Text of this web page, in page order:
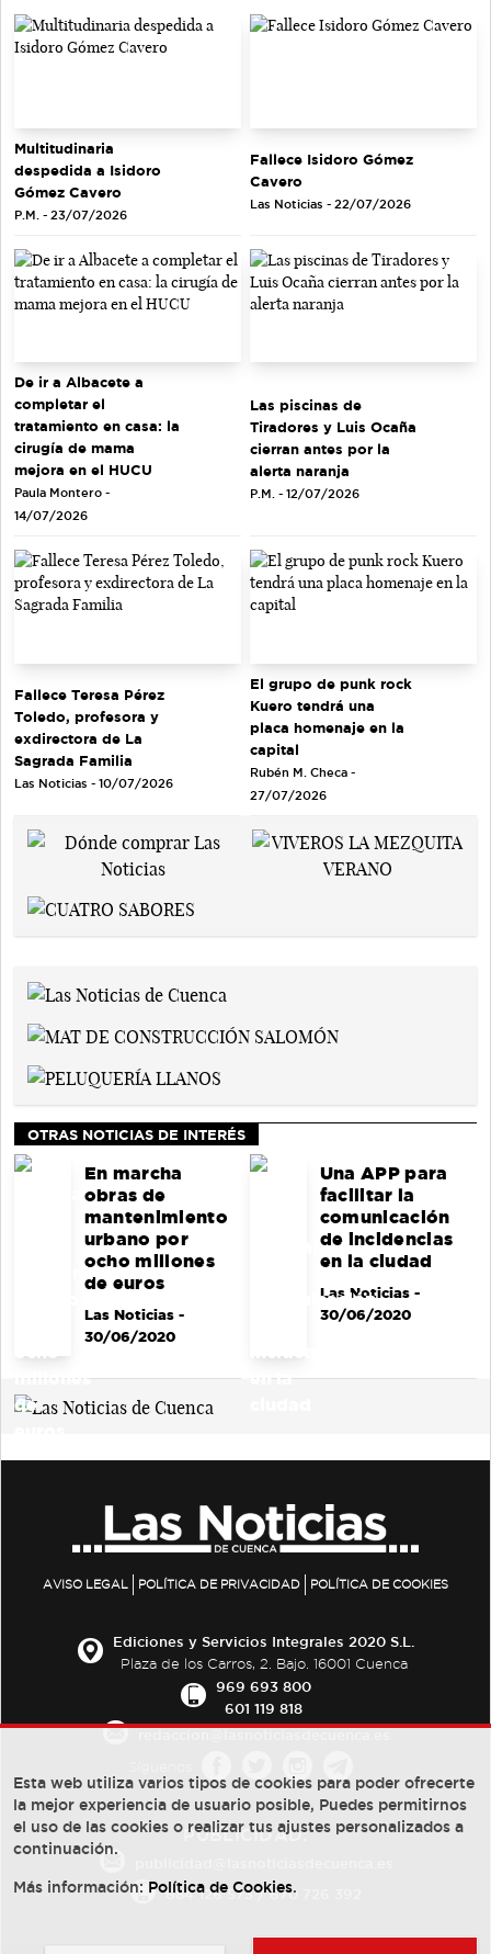
Multitudinaria
despedida a Isidoro
Gómez Cavero
P.M. - 23/07/2026
Fallece Isidoro Gómez
Cavero
Las Noticias - 22/07/2026
De ir a Albacete a
completar el
tratamiento en casa: la
cirugía de mama
mejora en el HUCU
Paula Montero -
14/07/2026
Las piscinas de
Tiradores y Luis Ocaña
cierran antes por la
alerta naranja
P.M. - 12/07/2026
Fallece Teresa Pérez
Toledo, profesora y
exdirectora de La
Sagrada Familia
Las Noticias - 10/07/2026
El grupo de punk rock
Kuero tendrá una
placa homenaje en la
capital
Rubén M. Checa -
27/07/2026
OTRAS NOTICIAS DE INTERÉS
En marcha
obras de
mantenimiento
urbano por
ocho millones
de euros
Las Noticias-
30/06/2020
Una APP para
facilitar la
comunicación
de incidencias
en la ciudad
Las Noticias-
30/06/2020
AVISO LEGAL POLÍTICA DE PRIVACIDAD POLÍTICA DE COOKIES
Ediciones y Servicios Integrales 2020 S.L.
Plaza de los Carros, 2. Bajo. 16001 Cuenca
969 693 800
601 119 818
PUBLICIDAD:
684 126 573/670 726 392
Esta web utiliza varios tipos de cookies para poder ofrecerte
la mejor experiencia de usuario posible, Puedes permitirnos
el uso de las cookies o realizar tus ajustes personalizados a
continuación.
Más información: Política de Cookies.